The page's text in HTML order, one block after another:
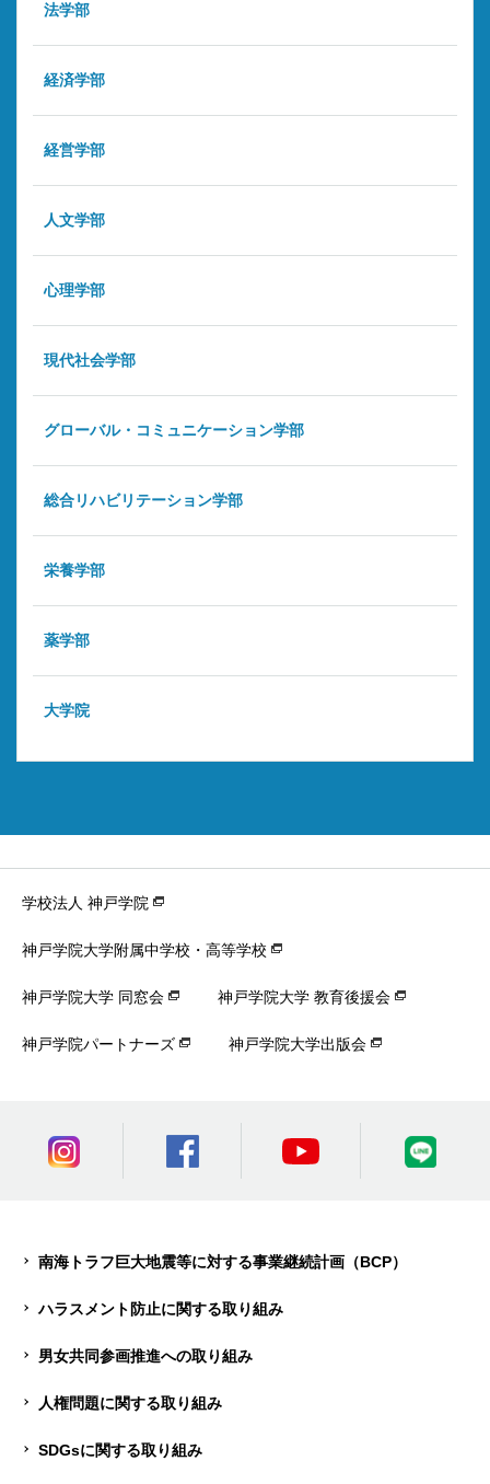
法学部
経済学部
経営学部
人文学部
心理学部
現代社会学部
グローバル・コミュニケーション学部
総合リハビリテーション学部
栄養学部
薬学部
大学院
学校法人 神戸学院
神戸学院大学附属中学校・高等学校
神戸学院大学 同窓会 神戸学院大学 教育後援会
神戸学院パートナーズ 神戸学院大学出版会
南海トラフ巨大地震等に対する事業継続計画（BCP）
ハラスメント防止に関する取り組み
男女共同参画推進への取り組み
人権問題に関する取り組み
SDGsに関する取り組み